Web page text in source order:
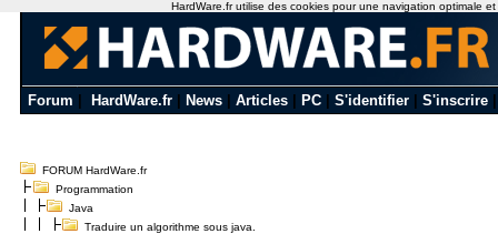
Forum HardWare.fr News Articles PC S'identifier S'inscrire
FORUM HardWare.fr
Programmation
Java
Traduire un algorithme sous java.
HardWare.fr utilise des cookies pour une navigation optimale